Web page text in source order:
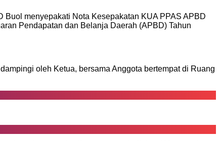
menyepakati Nota Kesepakatan KUA PPAS APBD
Pendapatan dan Belanja Daerah (APBD) Tahun
oleh Ketua, bersama Anggota bertempat di Ruang